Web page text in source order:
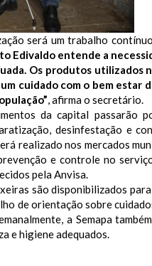
será um trabalho
Edivaldo entende a
Os produtos utilizados
cuidado com o bem estar
, afirma o secretário.
da capital passarão
desinfestação e
realizado nos mercados
e controle no
pela Anvisa.
são disponibilizados
de orientação sobre
a Semapa
e higiene adequados.